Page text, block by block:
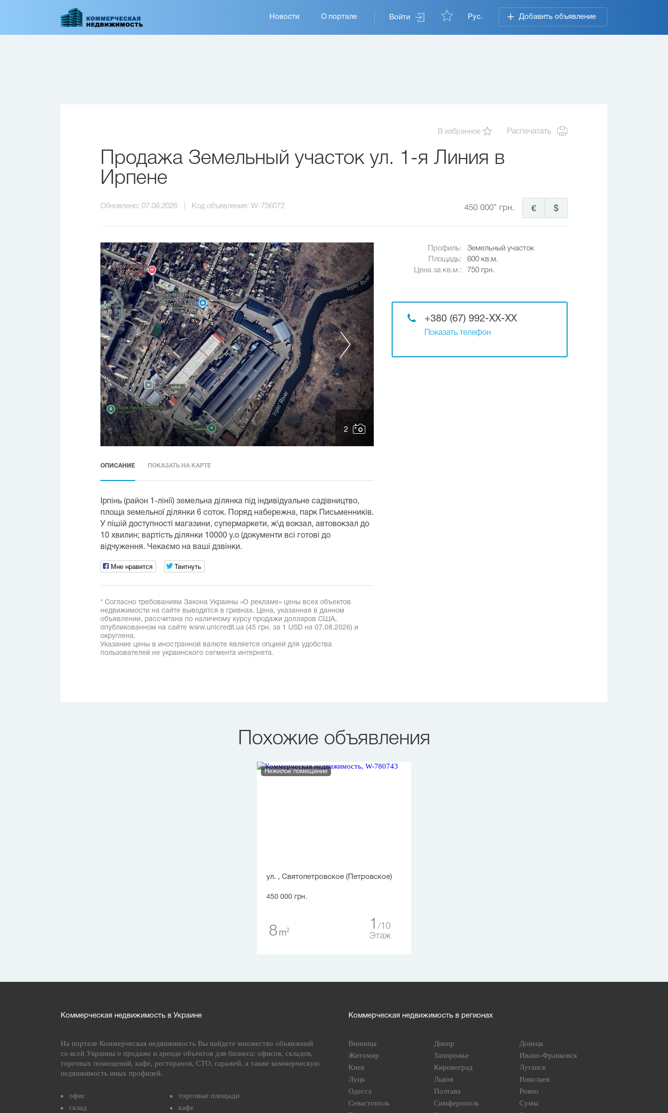
Войти Рус. Добавить объявление
Основная
навигация
Новости О портале
В избранное Распечатать
Продажа Земельный участок ул. 1-я Линия в
Ирпене
Обновлено: 07.08.2026 Код объявления: W-756072 450 000* грн. $
€
2
Профиль:
Земельный участок
Площадь:
600 кв.м.
Цена за кв.м.:
750 грн.
+380 (67) 992-XX-XX
Показать телефон
ОПИСАНИЕ ПОКАЗАТЬ НА КАРТЕ
Ірпінь (район 1-лінії) земельна ділянка під індивідуальне садівництво,
площа земельної ділянки 6 соток. Поряд набережна, парк Письменників.
У пішій доступності магазини, супермаркети, ж\д вокзал, автовокзал до
10 хвилин; вартість ділянки 10000 у.о (документи всі готові до
відчуження. Чекаємо на ваші дзвінки.
Мне нравится Твитнуть
* Согласно требованиям Закона Украины «О рекламе» цены всех объектов
недвижимости на сайте выводятся в гривнах. Цена, указанная в данном
объявлении, рассчитана по наличному курсу продажи долларов США,
опубликованном на сайте www.unicredit.ua (45 грн. за 1 USD на 07.08.2026) и
округлена.
Указание цены в иностранной валюте является опцией для удобства
пользователей не украинского сегмента интернета.
Похожие объявления
Нежилое помещение
ул. , Святопетровское (Петровское)
450 000 грн.
8 m2 1
10
Этаж
Коммерческая недвижимость в Украине
На портале Коммерческая недвижимость Вы найдете множество объявлений
со всей Украины о продаже и аренде объектов для бизнеса: офисов, складов,
торговых помещений, кафе, ресторанов, СТО, гаражей, а также коммерческую
недвижимость иных профилей.
офис
торговые площади
склад
кафе
Коммерческая недвижимость в регионах
Винница Днепр
Донецк
Житомир
Запорожье
Ивано-Франковск
Киев
Кировоград
Луганск
Луцк
Львов
Николаев
Одесса
Полтава
Ровно
Севастополь
Симферополь
Сумы